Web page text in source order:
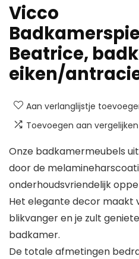
Vicco
Beatrice,
eiken/
Aan verlanglijstje
Toevoegen aan vergelijken
Onze badkamermeubels
door de
onderhoudsvriendelijk
Het elegante decor maakt
blikvanger en je zult
badkamer.
De totale afmetingen